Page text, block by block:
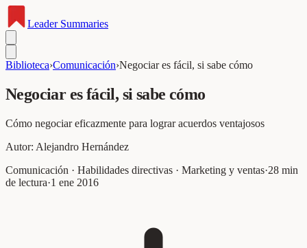
LeaderSummaries
Biblioteca›Comunicación›Negociar es fácil, si sabe cómo
Negociar es fácil, si sabe cómo
Cómo negociar eficazmente para lograr acuerdos ventajosos
Autor: Alejandro Hernández
Comunicación · Habilidades directivas · Marketing y ventas·28 min
de lectura·1 ene 2016